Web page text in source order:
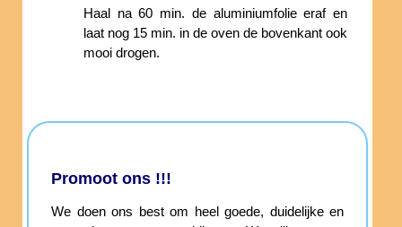
Haal na 60 min. de aluminiumfolie eraf en
laat nog 15 min. in de oven de bovenkant ook
mooi drogen.
Promoot ons !!!
We doen ons best om heel goede, duidelijke en